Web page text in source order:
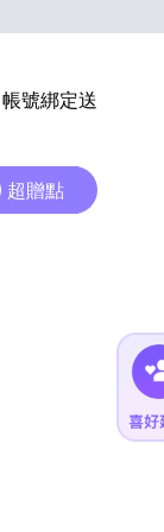
帳號綁定送
超贈點